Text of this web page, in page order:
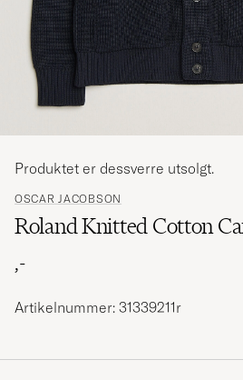
OSCAR JACOBSON
Roland Knitted Cotton
,-
Produktet er dessverre utsolgt.
Artikelnummer: 31339211r